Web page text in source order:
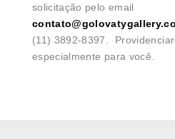
solicitação pelo email
(11) 3892-8397.
especialmente para você.